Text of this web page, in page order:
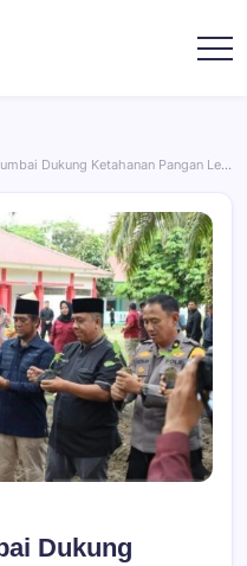
Ketahanan Pangan Lewat Program Asta Cita
Dukung